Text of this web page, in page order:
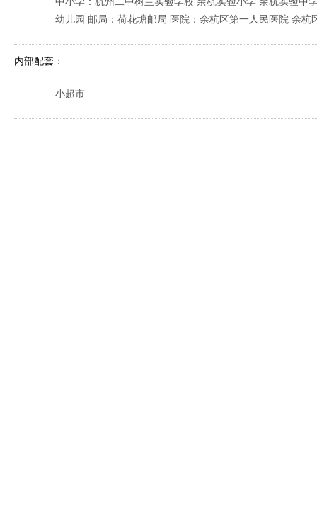
幼儿园 邮局：荷花塘邮局 医院：余杭区第一人民医院 余杭
内部配套：
小超市